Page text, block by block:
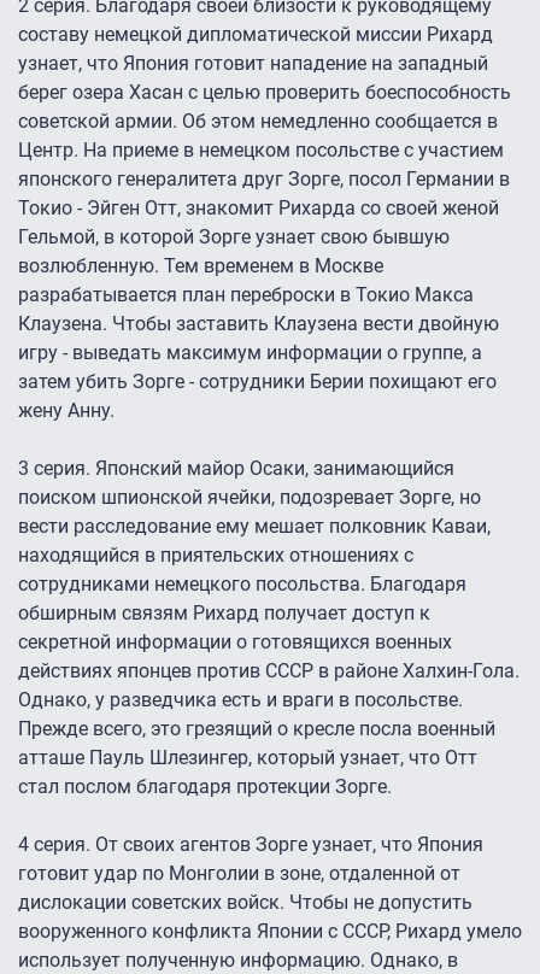
2 серия. Благодаря своей близости к руководящему
составу немецкой дипломатической миссии Рихард
узнает, что Япония готовит нападение на западный
берег озера Хасан с целью проверить боеспособность
советской армии. Об этом немедленно сообщается в
Центр. На приеме в немецком посольстве с участием
японского генералитета друг Зорге, посол Германии в
Токио - Эйген Отт, знакомит Рихарда со своей женой
Гельмой, в которой Зорге узнает свою бывшую
возлюбленную. Тем временем в Москве
разрабатывается план переброски в Токио Макса
Клаузена. Чтобы заставить Клаузена вести двойную
игру - выведать максимум информации о группе, а
затем убить Зорге - сотрудники Берии похищают его
жену Анну.
3 серия. Японский майор Осаки, занимающийся
поиском шпионской ячейки, подозревает Зорге, но
вести расследование ему мешает полковник Каваи,
находящийся в приятельских отношениях с
сотрудниками немецкого посольства. Благодаря
обширным связям Рихард получает доступ к
секретной информации о готовящихся военных
действиях японцев против СССР в районе Халхин-Гола.
Однако, у разведчика есть и враги в посольстве.
Прежде всего, это грезящий о кресле посла военный
атташе Пауль Шлезингер, который узнает, что Отт
стал послом благодаря протекции Зорге.
4 серия. От своих агентов Зорге узнает, что Япония
готовит удар по Монголии в зоне, отдаленной от
дислокации советских войск. Чтобы не допустить
вооруженного конфликта Японии с СССР, Рихард умело
использует полученную информацию. Однако, в